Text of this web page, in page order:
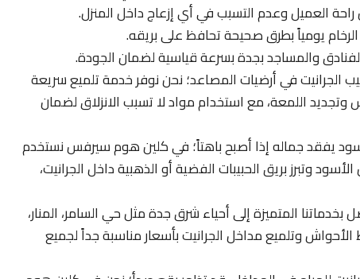
العميل وعدم التسبب في أي إزعاج داخل المنزل.
يومياً بطرق صحيحة تحافظ على بريقه.
والمساجد بجدة بسرعة قياسية لضمان الجودة.
الجرانيت في أرضيات المصاعد؛ نحن نوفر خدمة تلميع سريعة
اللمعة، مع استخدام مواد لا تسبب الانزلاق لضمان
يفقد جماله إذا أصبح باهتاً؛ في كلين هوم سيرفس نستخدم
وتبرز بريق الحبيبات الفضية أو الذهبية داخل الجرانيت،
بخدماتنا المتميزة إلى أحياء شرق جدة مثل حي السامر، المنار،
وتلميع مداخل الجرانيت بأسعار مناسبة جداً لجميع